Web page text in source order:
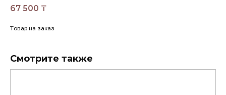
67 500 ₸
Товар на заказ
Смотрите также